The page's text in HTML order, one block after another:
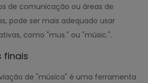
de comunicação ou áreas de
pode ser mais adequado usar
como "mus." ou "músic.".
finais
de "música" é uma ferramenta